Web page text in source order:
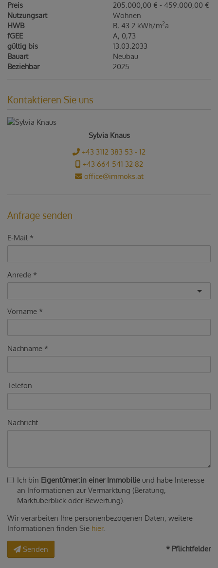
Preis
205.000,00 € - 459.000,00 €
Nutzungsart
Wohnen
HWB
B, 43.2 kWh/m2a
fGEE
A, 0,73
gültig bis
13.03.2033
Bauart
Neubau
Beziehbar
2025
Kontaktieren Sie uns
Sylvia Knaus
+43 3112 383 53 - 12
+43 664 541 32 82
office@immoks.at
Anfrage senden
E-Mail
Anrede
Vorname
Nachname
Telefon
Nachricht
Ich bin Eigentümer:in einer Immobilie und habe Interesse
an Informationen zur Vermarktung (Beratung,
Marktüberblick oder Bewertung).
Wir verarbeiten Ihre personenbezogenen Daten, weitere
Informationen finden Sie hier.
Senden * Pflichtfelder